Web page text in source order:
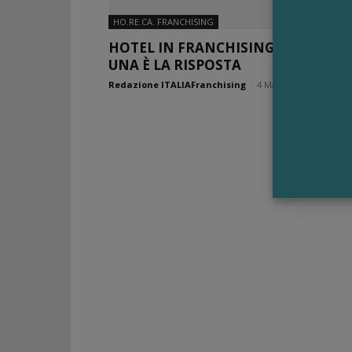
HO.RE.CA. FRANCHISING
HOTEL IN FRANCHISING? IL
UNA È LA RISPOSTA
Redazione ITALIAFranchising 4 Marzo 2021